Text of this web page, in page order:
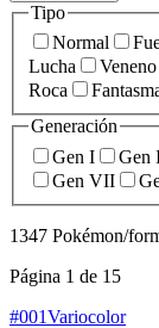
Tipo
Normal
Lucha
Veneno
Roca
Generación
Gen I
Gen
Gen VII
1347 Pokémon/
Página 1 de 15
#001Variocolor